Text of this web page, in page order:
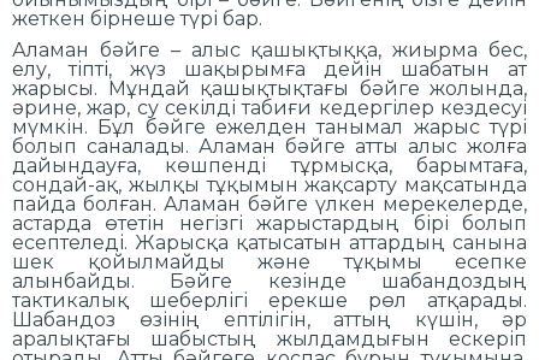
жеткен бірнеше түрі бар.
Аламан бәйге – алыс қашықтыққа, жиырма бес,
елу, тіпті, жүз шақырымға дейін шабатын ат
жарысы. Мұндай қашықтықтағы бәйге жолында,
әрине, жар, су секілді табиғи кедергілер кездесуі
мүмкін. Бұл бәйге ежелден танымал жарыс түрі
болып саналады. Аламан бәйге атты алыс жолға
дайындауға, көшпенді тұрмысқа, барымтаға,
сондай-ақ, жылқы тұқымын жақсарту мақсатында
пайда болған. Аламан бәйге үлкен мерекелерде,
астарда өтетін негізгі жарыстардың бірі болып
есептеледі. Жарысқа қатысатын аттардың санына
шек қойылмайды және тұқымы есепке
алынбайды. Бәйге кезінде шабандоздың
тактикалық шеберлігі ерекше рөл атқарады.
Шабандоз өзінің ептілігін, аттың күшін, әр
аралықтағы шабыстың жылдамдығын ескеріп